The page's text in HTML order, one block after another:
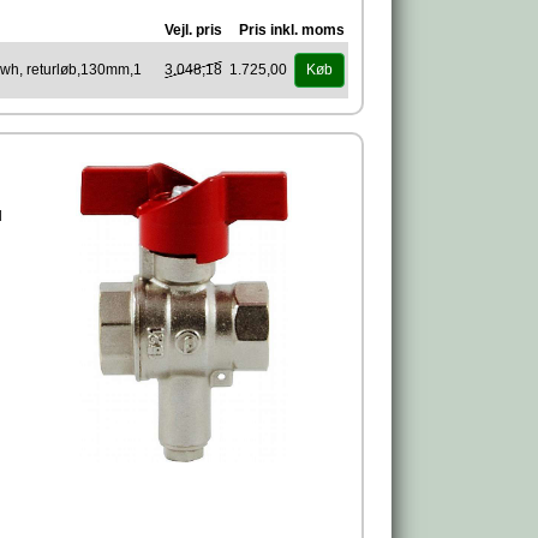
Vejl. pris Pris inkl. moms
returløb,130mm,1 3.048,18 1.725,00 Køb